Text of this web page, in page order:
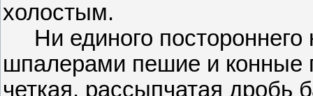
холостым.
Ни единого постороннего
шпалерами пешие и конные
четкая, рассыпчатая дробь